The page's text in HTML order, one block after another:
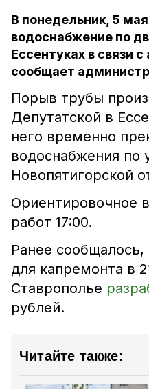
В понедельник, 5
водоснабжение по
Ессентуках в связи
сообщает
Порыв трубы
Депутатской в
него временно
водоснабжения по
Новопятигорской
Ориентировочное
работ 17:00.
Ранее
для капремонта в
Ставрополье
рублей.
Читайте также: